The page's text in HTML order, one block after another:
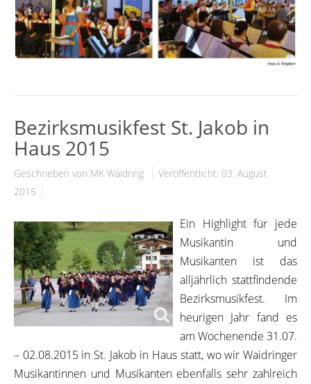
Bezirksmusikfest St. Jakob in
Haus 2015
Geschrieben von MK Waidring
Veröffentlicht: 03. August
2015
Ein Highlight für jede
Musikantin und
Musikanten ist das
alljährlich stattfindende
Bezirksmusikfest. Im
heurigen Jahr fand es
am Wochenende 31.07.
– 02.08.2015 in St. Jakob in Haus statt, wo wir Waidringer
Musikantinnen und Musikanten ebenfalls sehr zahlreich